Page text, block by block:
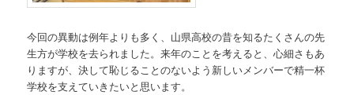
今回の異動は例年よりも多く、山県高校の昔を知るたくさんの先
生方が学校を去られました。来年のことを考えると、心細さもあ
りますが、決して恥じることのないよう新しいメンバーで精一杯
学校を支えていきたいと思います。